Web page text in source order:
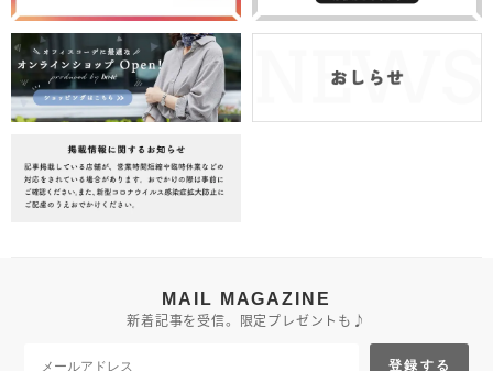
MAIL MAGAZINE
新着記事を受信。限定プレゼントも♪
登録する